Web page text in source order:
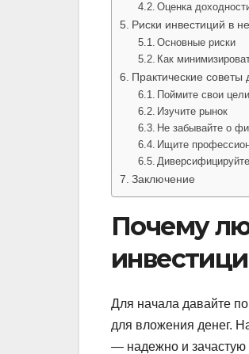
Оценка
Риски инвестиций в
Основные риски
Как
Практические
Поймите свои цели
Изучите рынок
Не забывайте о
Ищите
Заключение
Почему
Для начала давайте
для вложения денег.
— надежно и зачастую